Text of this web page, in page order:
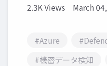
2.3K Views March
#Azure
#機密データ検知